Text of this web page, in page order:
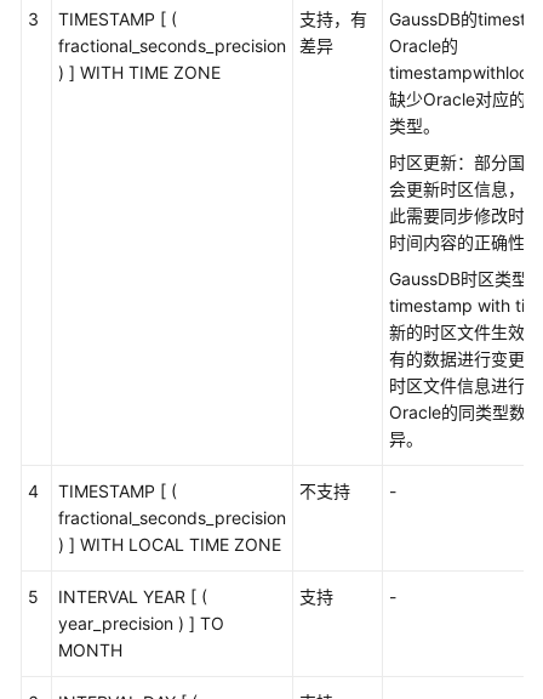
实
践
场
景
码
示
例
3
TIMESTAMP [ (
fractional_seconds_precision
) ] WITH TIME ZONE
支持，有
差异
GaussDB的
Oracle的
缺少Oracle对应的
类型。
时区更新：部分国
会更新时区信息，
此需要同步修改时
时间内容的正确性。
GaussDB时区类型
timestamp with
新的时区文件生效
有的数据进行变更
时区文件信息进行
Oracle的同类型数
异。
4
TIMESTAMP [ (
fractional_seconds_precision
) ] WITH LOCAL TIME ZONE
不支持 -
5
INTERVAL YEAR [ (
year_precision ) ] TO
MONTH
支持 -